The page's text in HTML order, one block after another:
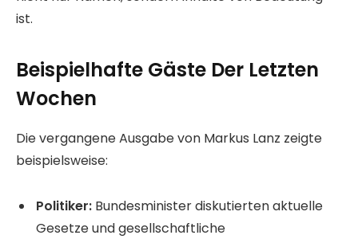
ist.
Beispielhafte Gäste Der Letzten
Wochen
Die vergangene Ausgabe von Markus Lanz zeigte
beispielsweise:
Politiker: Bundesminister diskutierten aktuelle
Gesetze und gesellschaftliche